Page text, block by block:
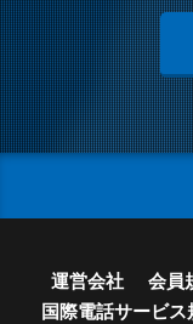
運営会社 会員
国際電話サービス